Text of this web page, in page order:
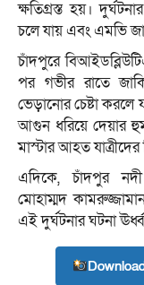
ক্ষতিগ্রস্ত হয়।
চলে যায় এবং এমভি
চাঁদপুরে
পর গভীর রাতে
ভেড়ানোর চেষ্টা করলে
আগুন ধরিয়ে দেয়ার
মাস্টার আহত
এদিকে, চাঁদপুর
মোহাম্মদ
এই দুর্ঘটনার ঘটনা